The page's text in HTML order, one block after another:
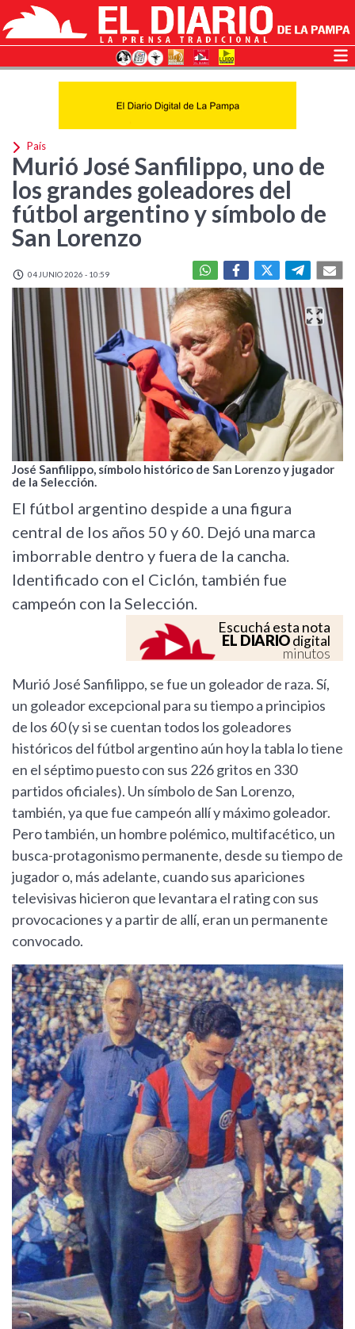
País
Murió José Sanfilippo, uno de
los grandes goleadores del
fútbol argentino y símbolo de
San Lorenzo
04 JUNIO 2026 - 10:59
José Sanfilippo, símbolo histórico de San Lorenzo y jugador
de la Selección.
El fútbol argentino despide a una figura
central de los años 50 y 60. Dejó una marca
imborrable dentro y fuera de la cancha.
Identificado con el Ciclón, también fue
campeón con la Selección.
Escuchá esta nota
EL DIARIOdigital
minutos
Murió José Sanfilippo, se fue un goleador de raza. Sí,
un goleador excepcional para su tiempo a principios
de los 60 (y si se cuentan todos los goleadores
históricos del fútbol argentino aún hoy la tabla lo tiene
en el séptimo puesto con sus 226 gritos en 330
partidos oficiales). Un símbolo de San Lorenzo,
también, ya que fue campeón allí y máximo goleador.
Pero también, un hombre polémico, multifacético, un
busca-protagonismo permanente, desde su tiempo de
jugador o, más adelante, cuando sus apariciones
televisivas hicieron que levantara el rating con sus
provocaciones y a partir de allí, eran un permanente
convocado.